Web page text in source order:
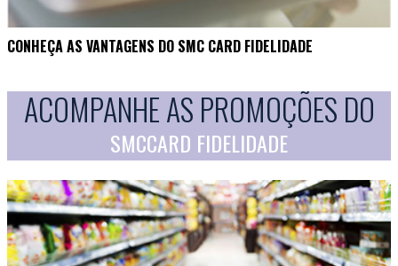
CONHEÇA AS VANTAGENS DO SMC CARD FIDELIDADE
ACOMPANHE AS PROMOÇÕES DO
SMCCARD FIDELIDADE